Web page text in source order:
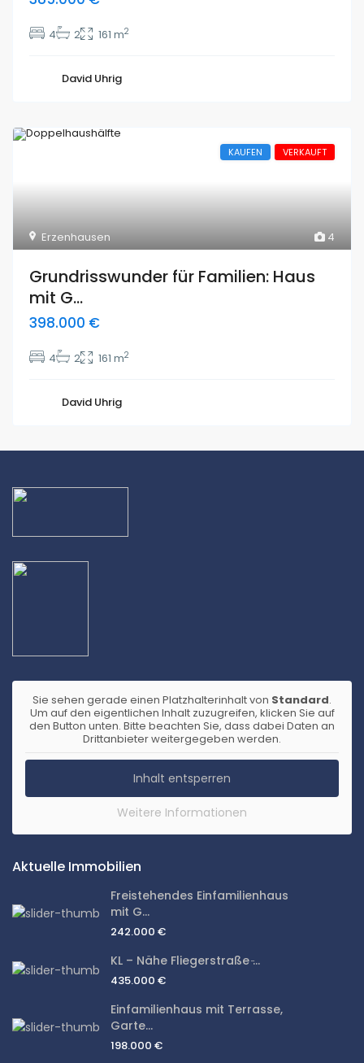
4 2 161 m2
David Uhrig
4
Erzenhausen
KAUFEN VERKAUFT
Grundrisswunder für Familien: Haus
mit G...
398.000 €
4 2 161 m2
David Uhrig
Sie sehen gerade einen Platzhalterinhalt von Standard.
Um auf den eigentlichen Inhalt zuzugreifen, klicken Sie auf
den Button unten. Bitte beachten Sie, dass dabei Daten an
Drittanbieter weitergegeben werden.
Inhalt entsperren
Weitere Informationen
Aktuelle Immobilien
Freistehendes Einfamilienhaus
mit G...
242.000 €
KL – Nähe Fliegerstraße ̵...
435.000 €
Einfamilienhaus mit Terrasse,
Garte...
198.000 €